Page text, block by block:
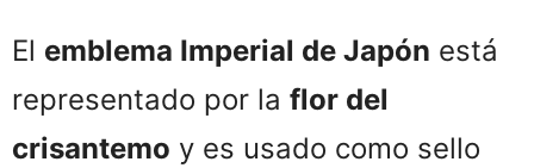
El emblema Imperial de Japón está
representado por la flor del
crisantemo y es usado como sello